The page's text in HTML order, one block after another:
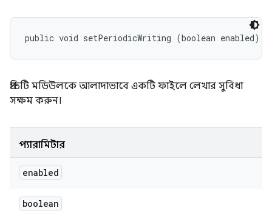
public void setPeriodicWriting (boolean enabled)
প্রতিটি মডিউলকে আলাদাভাবে একটি ফাইলে লেখার সুবিধা
সক্ষম করুন।
প্যারামিটার
enabled
boolean